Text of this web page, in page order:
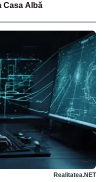
Casa Albă
Realitatea.NET